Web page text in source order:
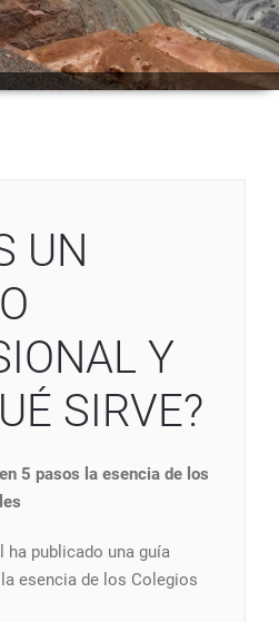
UN
Y
SIRVE?
5 pasos la esencia de los
ha publicado una guía
esencia de los Colegios